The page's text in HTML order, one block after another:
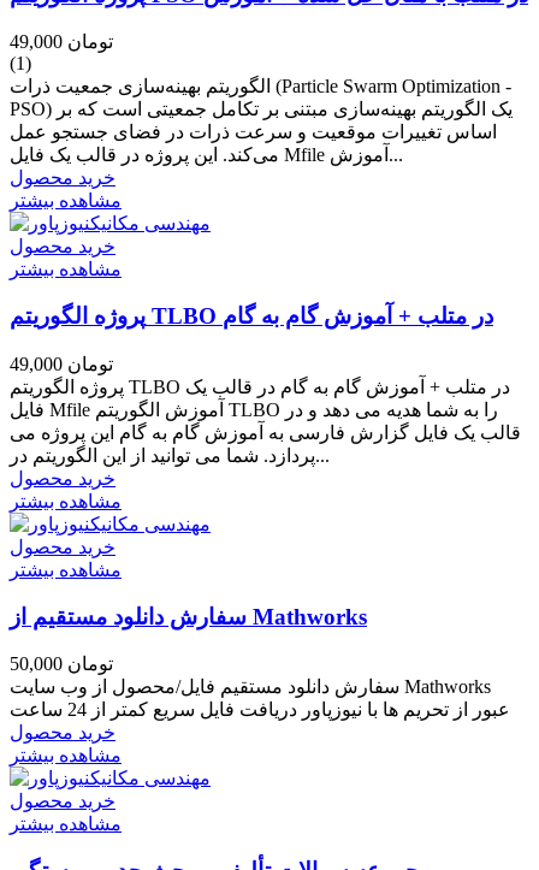
49,000 تومان
(1)
الگوریتم بهینه‌سازی جمعیت ذرات (Particle Swarm Optimization -
PSO) یک الگوریتم بهینه‌سازی مبتنی بر تکامل جمعیتی است که بر
اساس تغییرات موقعیت و سرعت ذرات در فضای جستجو عمل
می‌کند. این پروژه در قالب یک فایل Mfile آموزش...
خرید محصول
مشاهده بیشتر
خرید محصول
مشاهده بیشتر
پروژه الگوریتم TLBO در متلب + آموزش گام به گام
49,000 تومان
پروژه الگوریتم TLBO در متلب + آموزش گام به گام در قالب یک
فایل Mfile آموزش الگوریتم TLBO را به شما هدیه می دهد و در
قالب یک فایل گزارش فارسی به آموزش گام به گام این پروژه می
پردازد. شما می توانید از این الگوریتم در...
خرید محصول
مشاهده بیشتر
خرید محصول
مشاهده بیشتر
سفارش دانلود مستقیم از Mathworks
50,000 تومان
سفارش دانلود مستقیم فایل/محصول از وب سایت Mathworks
عبور از تحریم ها با نیوزپاور دریافت فایل سریع کمتر از 24 ساعت
خرید محصول
مشاهده بیشتر
خرید محصول
مشاهده بیشتر